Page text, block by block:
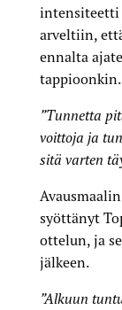
intensiteetti
arveltiin,
ennalta
tappioonkin.
”Tunnetta
voittoja ja
sitä varten
syöttänyt
ottelun, ja
jälkeen.
”Alkuun